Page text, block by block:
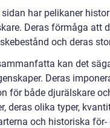
sidan har pelikaner
Deras förmåga att
och deras
kan det
Deras
för både djurälskare
deras olika typer,
och historiska